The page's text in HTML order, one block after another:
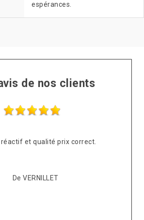
espérances.
de nos clients
réactif et qualité prix correct.
De VERNILLET